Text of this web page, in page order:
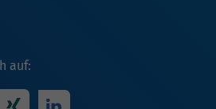
auf: